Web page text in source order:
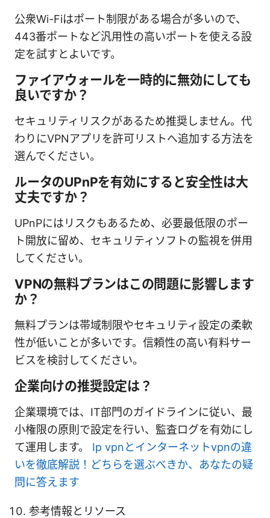
公衆Wi-Fiはポート制限がある場合が多いので、
443番ポートなど汎用性の高いポートを使える設
定を試すとよいです。
ファイアウォールを一時的に無効にしても
良いですか？
セキュリティリスクがあるため推奨しません。代
わりにVPNアプリを許可リストへ追加する方法を
選んでください。
ルータのUPnPを有効にすると安全性は大
丈夫ですか？
UPnPにはリスクもあるため、必要最低限のポー
ト開放に留め、セキュリティソフトの監視を併用
してください。
VPNの無料プランはこの問題に影響します
か？
無料プランは帯域制限やセキュリティ設定の柔軟
性が低いことが多いです。信頼性の高い有料サー
ビスを検討してください。
企業向けの推奨設定は？
企業環境では、IT部門のガイドラインに従い、最
小権限の原則で設定を行い、監査ログを有効にし
て運用します。 Ip vpnとインターネットvpnの違
いを徹底解説！どちらを選ぶべきか、あなたの疑
問に答えます
参考情報とリソース